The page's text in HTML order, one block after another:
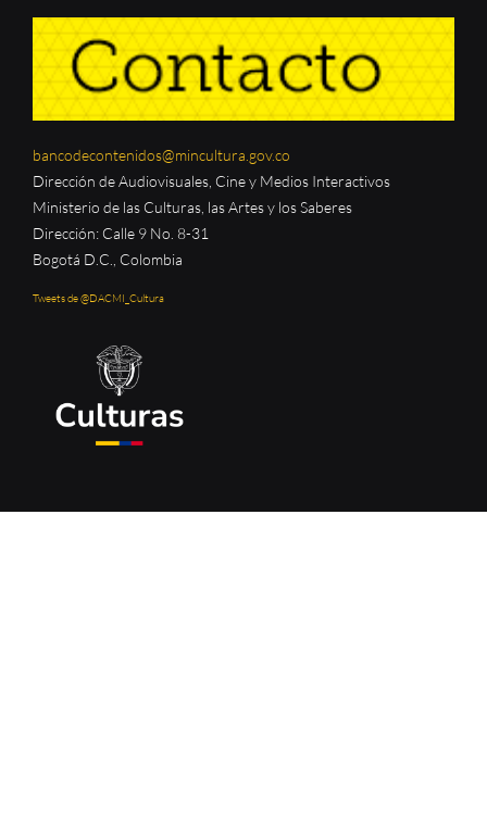
bancodecontenidos@mincultura.gov.co
Dirección de Audiovisuales, Cine y Medios Interactivos
Ministerio de las Culturas, las Artes y los Saberes
Dirección: Calle 9 No. 8-31
Bogotá D.C., Colombia
Tweets de @DACMI_Cultura